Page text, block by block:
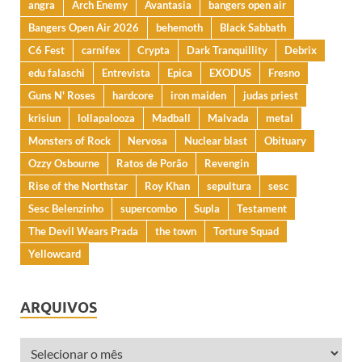
angra Arch Enemy Avantasia
bangers open air
Bangers Open Air 2026
behemoth
Black Sabbath
C6 Fest
carnifex Crypta Dark Tranquillity
Debrix
edu falaschi
Entrevista Epica EXODUS
Fresno
Guns N' Roses
hardcore iron maiden
judas priest
krisiun
lollapalooza Madball Malvada
metal
Monsters of Rock
Nervosa Nuclear blast
Obituary
Ozzy Osbourne
Ratos de Porão
Revengin
Rise of the Northstar
Roy Khan sepultura
sesc
Sesc Belenzinho
supercombo Supla
Testament
The Devil Wears Prada
the town
Torture Squad
Yellowcard
ARQUIVOS